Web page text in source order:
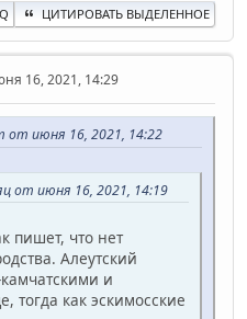
ЦИТИРОВАТЬ ВЫДЕЛЕННОЕ
16, 2021, 14:29
от июня 16, 2021, 14:22
от июня 16, 2021, 14:19
пишет, что нет
Алеутский
и
тогда как эскимосские